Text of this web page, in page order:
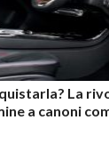
La
a canoni